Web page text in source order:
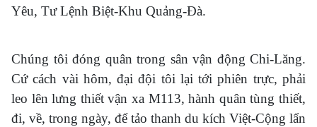
Yêu, Tư Lệnh Biệt-Khu Quảng-Đà.
Chúng tôi đóng quân trong sân vận động Chi-Lăng.
Cứ cách vài hôm, đại đội tôi lại tới phiên trực, phải
leo lên lưng thiết vận xa M113, hành quân tùng thiết,
đi, về, trong ngày, để tảo thanh du kích Việt-Cộng lẩn